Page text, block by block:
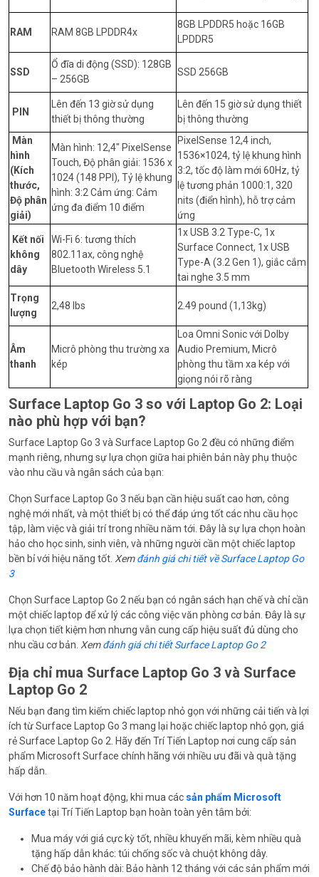
RAM RAM 8GB LPDDR4x
8GB LPDDR5 hoặc 16GB
LPDDR5
SSD
Ổ đĩa di động (SSD): 128GB
– 256GB
SSD 256GB
PIN
Lên đến 13 giờ sử dụng
thiết bị thông thường
Lên đến 15 giờ sử dụng thiết
bị thông thường
Màn
hình
(Kích
thước,
Độ phân
giải)
Màn hình: 12,4″ PixelSense
Touch, Độ phân giải: 1536 x
1024 (148 PPI), Tỷ lệ khung
hình: 3:2 Cảm ứng: Cảm
ứng đa điểm 10 điểm
PixelSense 12,4 inch,
1536×1024, tỷ lệ khung hình
3:2, tốc độ làm mới 60Hz, tỷ
lệ tương phản 1000:1, 320
nits (điển hình), hỗ trợ cảm
ứng
Kết nối
không
dây
Wi-Fi 6: tương thích
802.11ax, công nghệ
Bluetooth Wireless 5.1
1x USB 3.2 Type-C, 1x
Surface Connect, 1x USB
Type-A (3.2 Gen 1), giắc cắm
tai nghe 3.5 mm
Trọng
lượng
2,48 lbs 2.49 pound (1,13kg)
Âm
thanh
Micrô phòng thu trường xa
kép
Loa Omni Sonic với Dolby
Audio Premium, Micrô
phòng thu tầm xa kép với
giọng nói rõ ràng
Surface Laptop Go 3 so với Laptop Go 2: Loại
nào phù hợp với bạn?
Surface Laptop Go 3 và Surface Laptop Go 2 đều có những điểm
mạnh riêng, nhưng sự lựa chọn giữa hai phiên bản này phụ thuộc
vào nhu cầu và ngân sách của bạn:
Chọn Surface Laptop Go 3 nếu bạn cần hiệu suất cao hơn, công
nghệ mới nhất, và một thiết bị có thể đáp ứng tốt các nhu cầu học
tập, làm việc và giải trí trong nhiều năm tới. Đây là sự lựa chọn hoàn
hảo cho học sinh, sinh viên, và những người cần một chiếc laptop
bền bỉ với hiệu năng tốt. Xemđánh giá chi tiết về Surface Laptop Go
3
Chọn Surface Laptop Go 2 nếu bạn có ngân sách hạn chế và chỉ cần
một chiếc laptop để xử lý các công việc văn phòng cơ bản. Đây là sự
lựa chọn tiết kiệm hơn nhưng vẫn cung cấp hiệu suất đủ dùng cho
nhu cầu cơ bản. Xemđánh giá chi tiết Surface Laptop Go 2
Địa chỉ mua Surface Laptop Go 3 và Surface
Laptop Go 2
Nếu bạn đang tìm kiếm chiếc laptop nhỏ gọn với những cải tiến và lợi
ích từ Surface Laptop Go 3 mang lại hoặc chiếc laptop nhỏ gọn, giá
rẻ Surface Laptop Go 2. Hãy đến Trí Tiến Laptop nơi cung cấp sản
phẩm Microsoft Surface chính hãng với nhiều ưu đãi và quà tặng
hấp dẫn.
Với hơn 10 năm hoạt động, khi mua các sản phẩm Microsoft
Surfacetại Trí Tiến Laptop bạn hoàn toàn yên tâm bởi:
Mua máy với giá cực kỳ tốt, nhiều khuyến mãi, kèm nhiều quà
tặng hấp dẫn khác: túi chống sốc và chuột không dây.
Chế độ bảo hành dài: Bảo hành 12 tháng với các sản phẩm mới